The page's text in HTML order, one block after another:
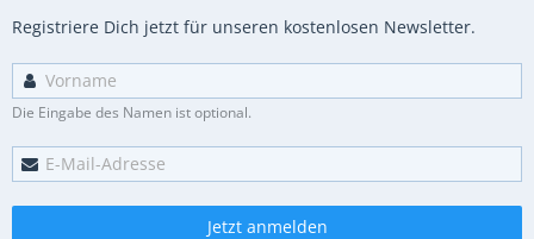
Registriere Dich jetzt für unseren kostenlosen Newsletter.
Die Eingabe des Namen ist optional.
Jetzt anmelden